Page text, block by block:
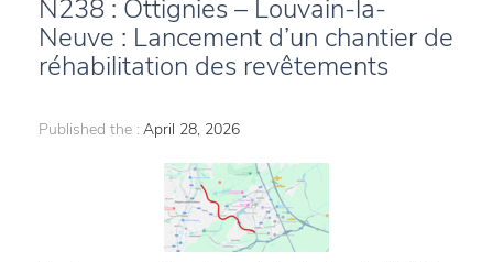
N238 : Ottignies – Louvain-la-
Neuve : Lancement d’un chantier de
réhabilitation des revêtements
Published the : April 28, 2026